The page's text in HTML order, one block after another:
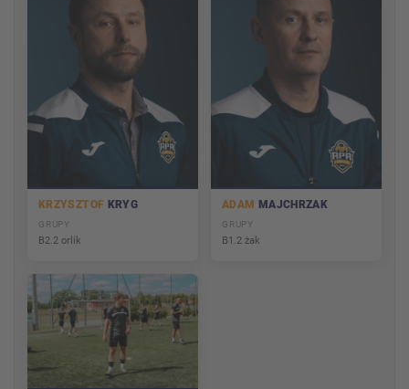
KRZYSZTOF KRYG
GRUPY
B2.2 orlik
ADAM MAJCHRZAK
GRUPY
B1.2 żak